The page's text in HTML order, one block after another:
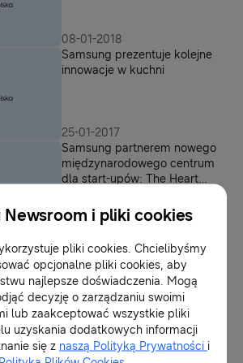
08-01-2018
Samsung prezentuje kolejne
innowacje w kuchni
25-01-2017
Samsung partnerem nowego
międzynarodowego centrum
dla start-upów: The Heart
24-01-2017
Samsung nagrodzony za
wzornictwo i innowacyjne
technologie podczas targów
CES 2017
16-01-2017
Samsung przedstawił na
targach CES 2017 lodówkę
Newsroom i pliki cookies
pliki cookies. Chcielibyśmy
opcjonalne pliki cookies, aby
najlepsze doświadczenia. Mogą
decyzję o zarządzaniu swoimi
lub zaakceptować wszystkie pliki
uzyskania dodatkowych informacji
się z naszą Polityką Prywatności i